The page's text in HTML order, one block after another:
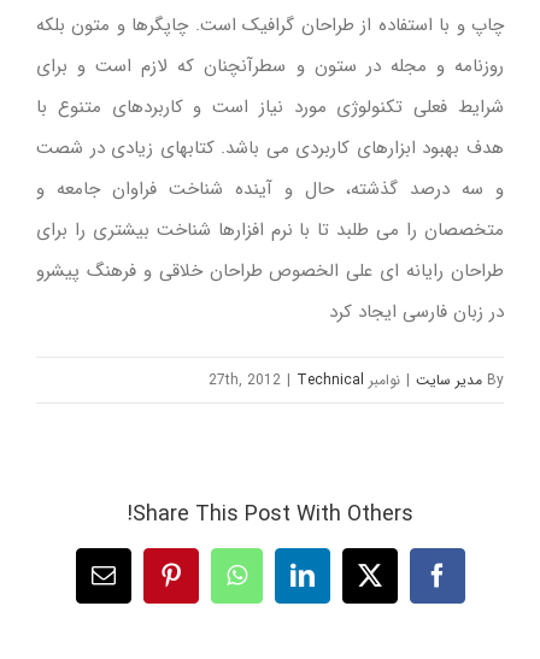
چاپ و با استفاده از طراحان گرافیک است. چاپگرها و متون بلکه
روزنامه و مجله در ستون و سطرآنچنان که لازم است و برای
شرایط فعلی تکنولوژی مورد نیاز است و کاربردهای متنوع با
هدف بهبود ابزارهای کاربردی می باشد. کتابهای زیادی در شصت
و سه درصد گذشته، حال و آینده شناخت فراوان جامعه و
متخصصان را می طلبد تا با نرم افزارها شناخت بیشتری را برای
طراحان رایانه ای علی الخصوص طراحان خلاقی و فرهنگ پیشرو
در زبان فارسی ایجاد کرد
By مدیر سایت | نوامبر 27th, 2012 | Technical
Share This Post With Others!
Facebook
Twitter
LinkedIn
WhatsApp
Pinterestپست
الکترونیک